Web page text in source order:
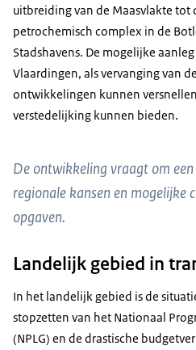
uitbreiding van de Maasvlakte
petrochemisch complex in de
Stadshavens. De mogelijke
Vlaardingen, als vervanging van
ontwikkelingen kunnen
verstedelijking kunnen bieden.
De ontwikkeling vraagt om
regionale kansen en mogelijke
opgaven.
Landelijk gebied in
In het landelijk gebied is de
stopzetten van het Nationaal
(NPLG) en de drastische